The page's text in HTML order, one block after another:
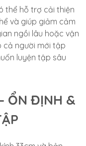
thể hỗ trợ cải thiện
và giúp giảm cảm
ngồi lâu hoặc vận
cả người mới tập
luyện tập sâu
ỔN ĐỊNH &